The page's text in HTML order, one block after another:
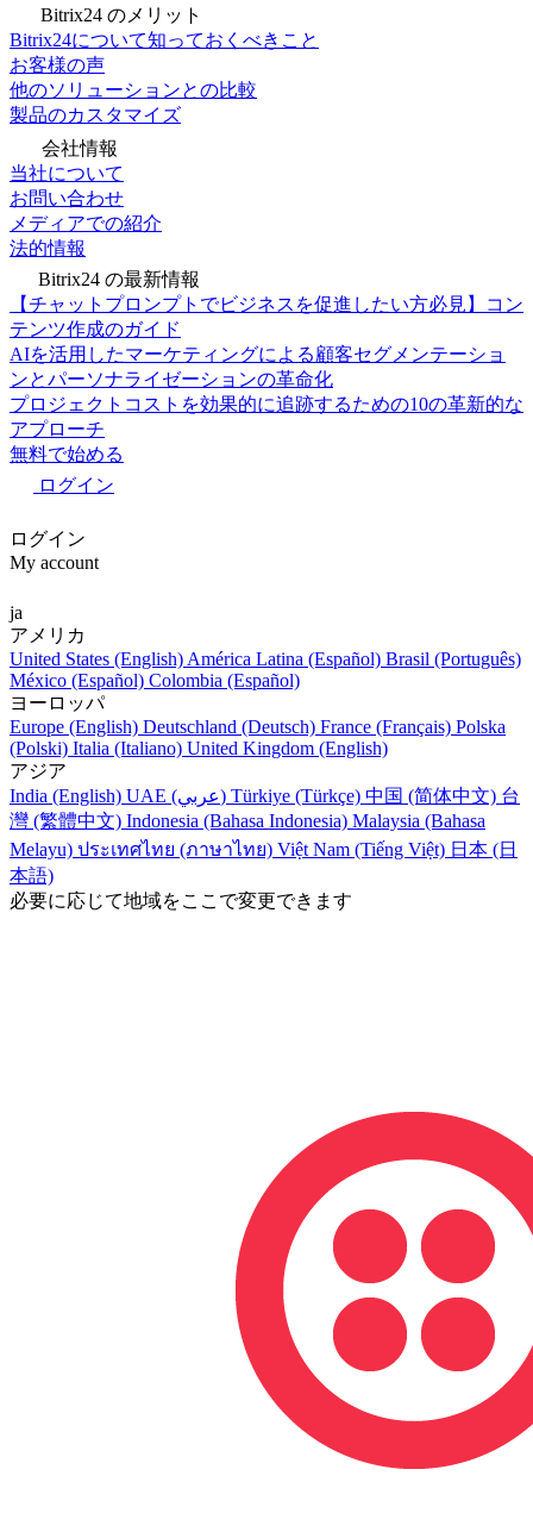
Bitrix24 のメリット
Bitrix24について知っておくべきこと
お客様の声
他のソリューションとの比較
製品のカスタマイズ
会社情報
当社について
お問い合わせ
メディアでの紹介
法的情報
Bitrix24 の最新情報
【チャットプロンプトでビジネスを促進したい方必見】コン
テンツ作成のガイド
AIを活用したマーケティングによる顧客セグメンテーショ
ンとパーソナライゼーションの革命化
プロジェクトコストを効果的に追跡するための10の革新的な
アプローチ
無料で始める
ログイン
ログイン
My account
ja
アメリカ
United States (English) América Latina (Español) Brasil (Português)
México (Español) Colombia (Español)
ヨーロッパ
Europe (English) Deutschland (Deutsch) France (Français) Polska
(Polski) Italia (Italiano) United Kingdom (English)
アジア
India (English)
UAE (عربي) Türkiye (Türkçe) 中国 (简体中文) 台
灣 (繁體中文) Indonesia (Bahasa Indonesia) Malaysia (Bahasa
Melayu) ประเทศไทย (ภาษาไทย) Việt Nam (Tiếng Việt) 日本 (日
本語)
必要に応じて地域をここで変更できます